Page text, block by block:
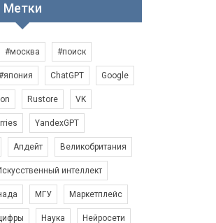
Метки
#москва #поиск
ChatGPT Google
Rustore VK
YandexGPT
Апдейт Великобритания
интеллект
МГУ Маркетплейс
Наука Нейросети